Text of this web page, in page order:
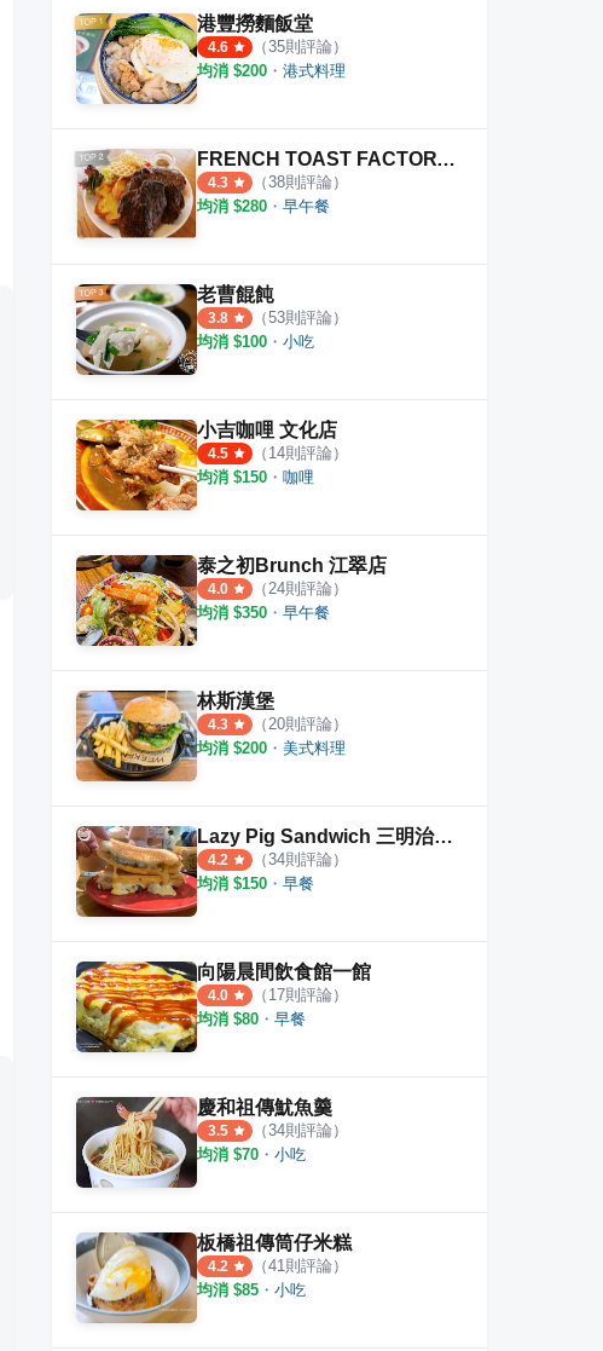
則評論 3.7 ·13則評論
港豐撈麵飯堂
4.6 （35則評論）
均消 $200 ・ 港式料理
FRENCH TOAST FACTORY 府中旗艦店
4.3 （38則評論）
均消 $280 ・ 早午餐
老曹餛飩
3.8 （53則評論）
均消 $100 ・ 小吃
小吉咖哩 文化店
4.5 （ 14則評論）
均消 $150 ・ 咖哩
泰之初Brunch 江翠店
4.0 （ 24則評論）
均消 $350 ・ 早午餐
林斯漢堡
4.3 （ 20則評論）
均消 $200 ・ 美式料理
Lazy Pig Sandwich 三明治專賣店
4.2 （34則評論）
均消 $150 ・ 早餐
向陽晨間飲食館一館
4.0 （ 17則評論）
均消 $80 ・ 早餐
慶和祖傳魷魚羹
3.5 （34則評論）
均消 $70 ・ 小吃
板橋祖傳筒仔米糕
4.2 （41 則評論）
均消 $85 ・ 小吃